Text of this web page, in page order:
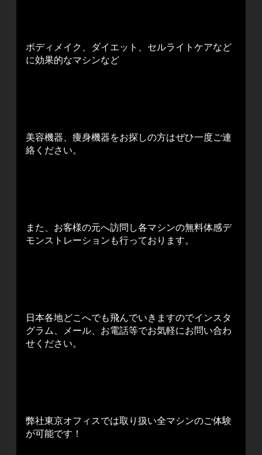
ボディメイク、ダイエット、セルライトケアなど
に効果的なマシンなど
美容機器、痩身機器をお探しの方はぜひ一度ご連
絡ください。
また、お客様の元へ訪問し各マシンの無料体感デ
モンストレーションも行っております。
日本各地どこへでも飛んでいきますのでインスタ
グラム、メール、お電話等でお気軽にお問い合わ
せください。
弊社東京オフィスでは取り扱い全マシンのご体験
が可能です！